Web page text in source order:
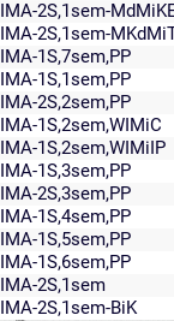
IMA-2S,1sem-
IMA-2S,1sem-
IMA-1S,7sem,PP
IMA-1S,1sem,PP
IMA-2S,2sem,PP
IMA-1S,2sem,WIMiC
IMA-1S,2sem,WIMiIP
IMA-1S,3sem,PP
IMA-2S,3sem,PP
IMA-1S,4sem,PP
IMA-1S,5sem,PP
IMA-1S,6sem,PP
IMA-2S,1sem
IMA-2S,1sem-BiK